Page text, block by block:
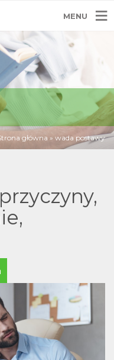
MENU
główna » wada postawy